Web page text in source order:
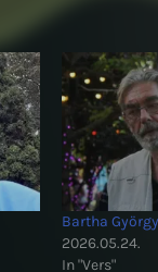
Bartha
2026.05.24.
In "Vers"